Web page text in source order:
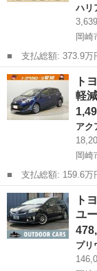
ハリ
岡崎
■ 支払総額: 373.9万円 ■ 車両本体価格： 3,548,000 円 ■ メーカ
ー名： トヨタ ■
タセーフティセン
ト ＬＥＤ...
愛知 岡崎市
ト
軽
アク
岡崎
■ 支払総額: 159.6万円 ■ 車両本体価格： 1,496,000 円 ■ メーカ
ー名： トヨタ ■ 車
ブラック 衝突被害
カメラ ...
愛知 岡崎市
ト
ユ
プリ